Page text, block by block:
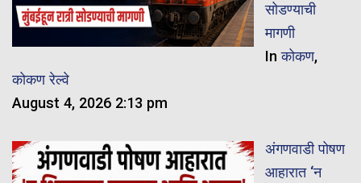
सोडण्याची
मागणी
Inकोकण,
कोकण रेल्वे
August 4, 2026 2:13 pm
अंगणवाडी पोषण
आहारात ‘न